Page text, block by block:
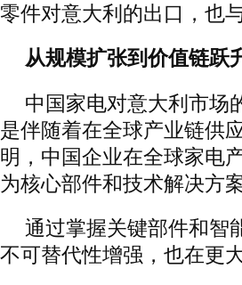
零件对意大利的出口，也
从规模扩张到价值链跃
中国家电对意大利市场
是伴随着在全球产业链供
明，中国企业在全球家电
为核心部件和技术解决方
通过掌握关键部件和智
不可替代性增强，也在更